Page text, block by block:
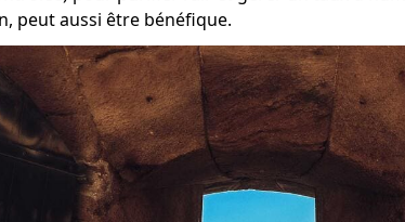
peut aussi être bénéfique.